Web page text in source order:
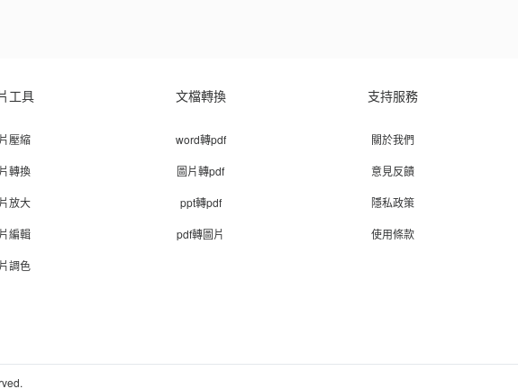
工具
壓縮
轉換
放大
編輯
調色
文檔轉換
word轉pdf
圖片轉pdf
ppt轉pdf
pdf轉圖片
支持服務
關於我們
意見反饋
隱私政策
使用條款